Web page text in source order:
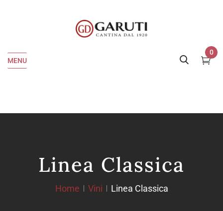
MENU
0
Linea Classica
Home Vini Linea Classica